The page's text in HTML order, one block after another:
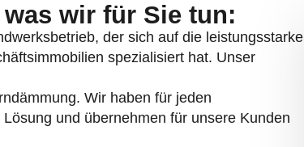
wir für Sie tun:
der sich auf die leistungsstarke
spezialisiert hat. Unser
Wir haben für jeden
und übernehmen für unsere Kunden